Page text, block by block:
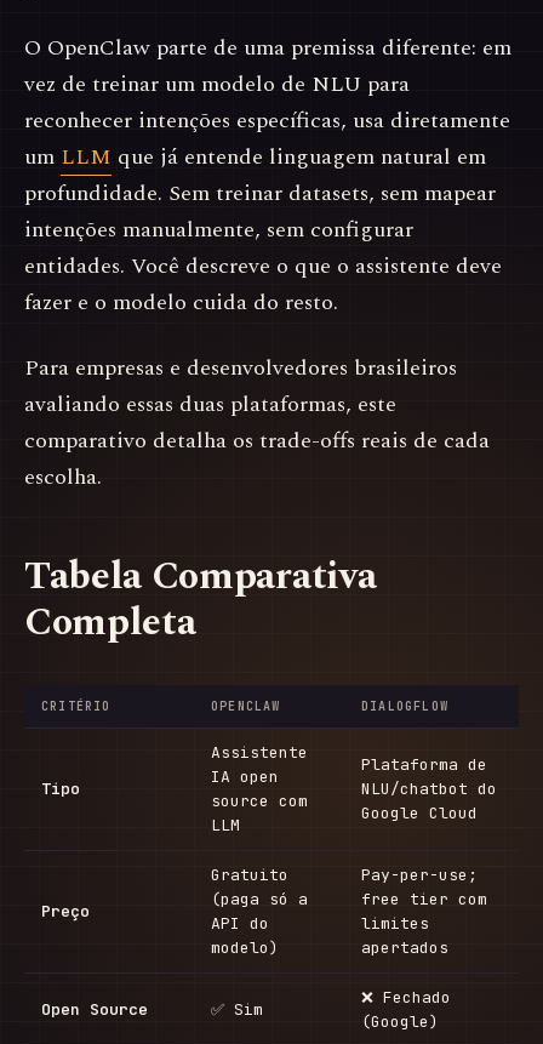
O OpenClaw parte de uma premissa diferente: em
vez de treinar um modelo de NLU para
reconhecer intenções específicas, usa diretamente
um LLM que já entende linguagem natural em
profundidade. Sem treinar datasets, sem mapear
intenções manualmente, sem configurar
entidades. Você descreve o que o assistente deve
fazer e o modelo cuida do resto.
Para empresas e desenvolvedores brasileiros
avaliando essas duas plataformas, este
comparativo detalha os trade-offs reais de cada
escolha.
Tabela Comparativa
Completa
CRITÉRIO OPENCLAW DIALOGFLOW
Tipo
Assistente
IA open
source com
LLM
Plataforma de
NLU/chatbot do
Google Cloud
Preço
Gratuito
(paga só a
API do
modelo)
Pay-per-use;
free tier com
limites
apertados
Open Source ✅ Sim
❌ Fechado
(Google)